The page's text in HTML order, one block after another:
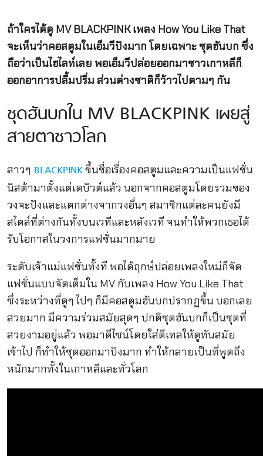
ถ้าใครได้ดู MV BLACKPINK เพลง How You Like That
จะเห็นว่าคอสตูมในเอ็มวีปังมาก โดยเฉพาะ ชุดฮันบก ซึ่ง
ถือว่าเป็นไฮไลท์เลย พอเอ็มวีปล่อยออกมาชาวเกาหลีก็
ออกอาการปลื้มปริ่ม ส่วนต่างชาติก็ว้าวไปตามๆ กัน
ชุดฮันบกใน MV BLACKPINK เผยสู่
สายตาชาวโลก
สาวๆ BLACKPINKขึ้นชื่อเรื่องคอสตูมและความเป็นแฟชั่น
นิสต้ามาตั้งแต่เดบิวต์แล้ว นอกจากคอสตูมโดยรวมของ
วงจะปังและแตกต่างจากวงอื่นๆ สมาชิกแต่ละคนยังมี
สไตล์ที่ต่างกันทั้งบนเวทีและหลังเวที จนทำให้พวกเธอได้
รับโอกาสในวงการแฟชั่นมากมาย
ระดับเจ้าแม่แฟชั่นทั้งที พอได้ฤกษ์ปล่อยเพลงใหม่ก็จัด
แฟชั่นแบบจัดเต็มใน MV กับเพลง How You Like That
ซึ่งระหว่างที่ดูๆ ไปๆ ก็มีคอสตูมฮันบกปรากฏขึ้น บอกเลย
สวยมาก มีความร่วมสมัยสุดๆ ปกติชุดฮันบกก็เป็นชุดที่
สวยงามอยู่แล้ว พอมาดีไซน์โดยใส่ดีเทลให้ดูทันสมัย
เข้าไป ก็ทำให้ชุดออกมาปังมาก ทำให้กลายเป็นที่พูดถึง
หนักมากทั้งในเกาหลีและทั่วโลก